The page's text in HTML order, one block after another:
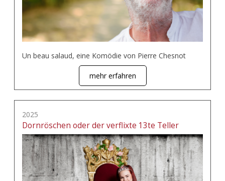
Un beau salaud, eine Komödie von Pierre Chesnot
mehr erfahren
2025
Dornröschen oder der verflixte 13te Teller